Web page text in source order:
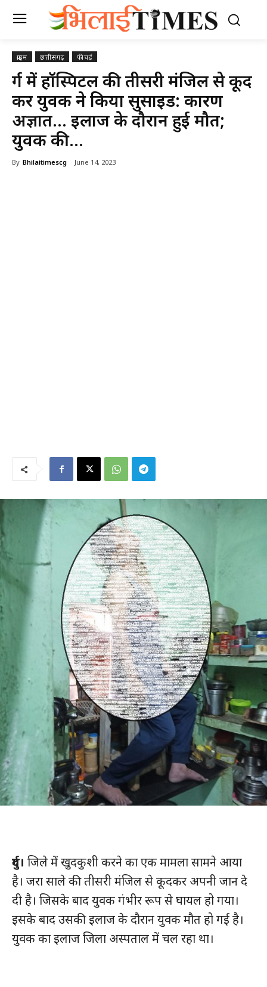
क्राइम छत्तीसगढ़ फीचर्ड
दुर्ग में हॉस्पिटल की तीसरी मंजिल से कूद
कर युवक ने किया सुसाइड: कारण
अज्ञात… इलाज के दौरान हुई मौत;
युवक की…
By Bhilaitimescg June 14, 2023
दुर्ग। जिले में खुदकुशी करने का एक मामला सामने आया
है। जरा साले की तीसरी मंजिल से कूदकर अपनी जान दे
दी है। जिसके बाद युवक गंभीर रूप से घायल हो गया।
इसके बाद उसकी इलाज के दौरान युवक मौत हो गई है।
युवक का इलाज जिला अस्पताल में चल रहा था।